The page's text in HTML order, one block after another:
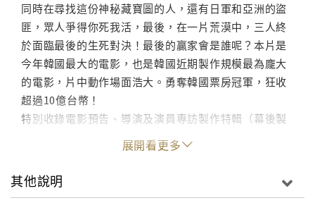
同時在尋找這份神秘藏寶圖的人，還有日軍和亞洲的盜
匪，眾人爭得你死我活，最後，在一片荒漠中，三人終
於面臨最後的生死對決！最後的贏家會是誰呢？本片是
今年韓國最大的電影，也是韓國近期製作規模最為龐大
的電影，片中動作場面浩大。勇奪韓國票房冠軍，狂收
超過10億台幣！
特別收錄電影預告、導演及演員專訪製作特輯（幕後製
作過程、坎城影展花絮等）
展開看更多
其他說明